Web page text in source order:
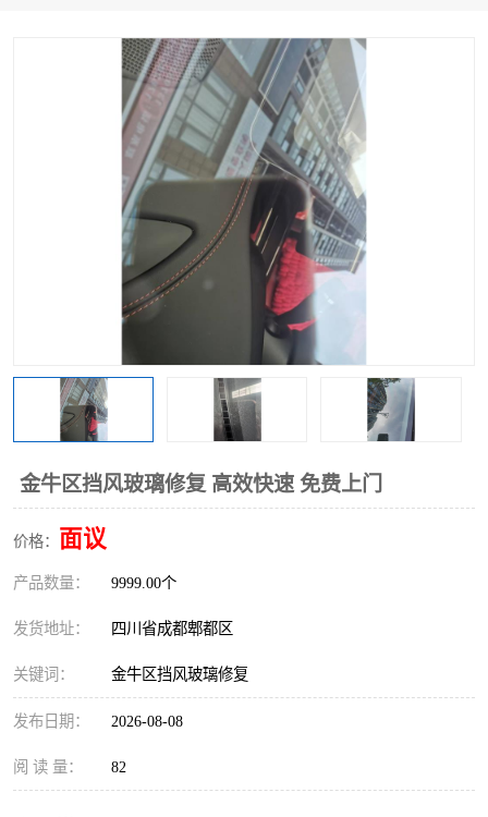
金牛区挡风玻璃修复 高效快速 免费上门
价格： 面议
产品数量： 9999.00个
发货地址： 四川省成都郫都区
关键词： 金牛区挡风玻璃修复
发布日期： 2026-08-08
阅 读 量： 82